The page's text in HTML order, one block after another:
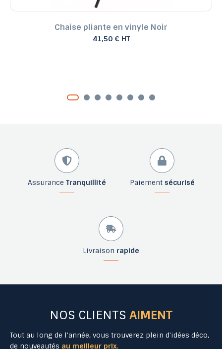
Chaise pliante en vinyle Noir
41,50 € HT
Assurance Tranquillité Paiement sécurisé
Livraison rapide
NOS CLIENTS AIMENT
Tout au long de l'année, vous trouverez plein d'idées déco,
de nouveautés au meilleur prix.